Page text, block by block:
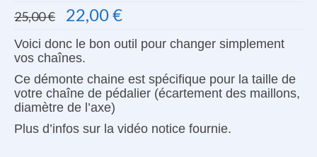
25,00€ Le
prix
initial
était :
25,00 €.
22,00€Le
actuel
est :
22,00 €.
Voici donc le bon outil pour changer simplement
vos chaînes.
Ce démonte chaine est spécifique pour la taille de
votre chaîne de pédalier (écartement des maillons,
diamètre de l’axe)
Plus d’infos sur la vidéo notice fournie.